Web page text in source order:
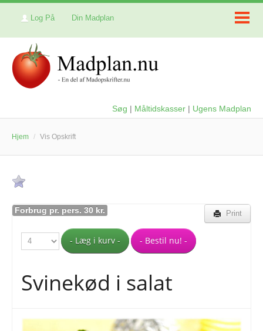
Log På Din Madplan
Søg | Måltidskasser | Ugens Madplan
Hjem / Vis Opskrift
Forbrug pr. pers. 30 kr. Print
- Læg i kurv - - Bestil nu! -
Svinekød i salat